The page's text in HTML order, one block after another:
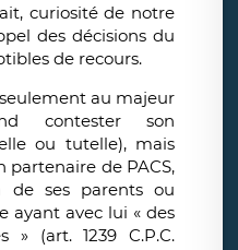
curiosité de notre
des décisions du
de recours.
au majeur
contester son
ou tutelle), mais
partenaire de PACS,
de ses parents ou
ayant avec lui « des
» (art. 1239 C.P.C.